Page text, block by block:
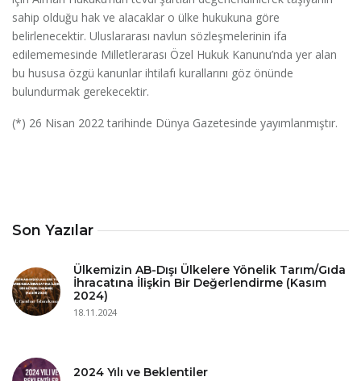
Son Yazılar
Ülkemizin AB-Dışı Ülkelere Yönelik Tarım/Gıda
İhracatına İlişkin Bir Değerlendirme (Kasım
2024)
18.11.2024
2024 Yılı ve Beklentiler
sahip olduğu hak ve alacaklar o ülke hukukuna göre
belirlenecektir. Uluslararası navlun sözleşmelerinin ifa
edilememesinde Milletlerarası Özel Hukuk Kanunu’nda yer alan
bu hususa özgü kanunlar ihtilafı kurallarını göz önünde
bulundurmak gerekecektir.
(*) 26 Nisan 2022 tarihinde Dünya Gazetesinde yayımlanmıştır.